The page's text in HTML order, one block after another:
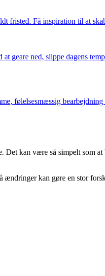
fristed. Få inspiration til at
geare ned, slippe dagens
følelsesmæssig
kan være så simpelt som
kan gøre en stor